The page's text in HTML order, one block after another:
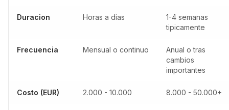
Duracion Horas a dias
1-4 semanas
tipicamente
Frecuencia Mensual o continuo
Anual o tras
cambios
importantes
Costo (EUR) 2.000 - 10.000 8.000 - 50.000+